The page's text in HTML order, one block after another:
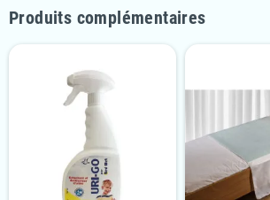
Produits complémentaires